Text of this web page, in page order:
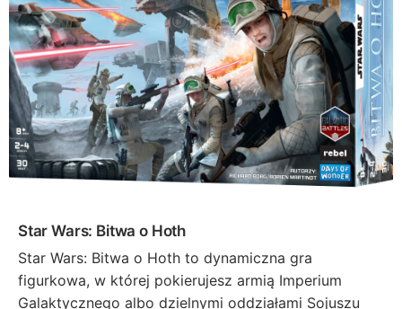
Star Wars: Bitwa o Hoth
Star Wars: Bitwa o Hoth to dynamiczna gra
figurkowa, w której pokierujesz armią Imperium
Galaktycznego albo dzielnymi oddziałami Sojuszu